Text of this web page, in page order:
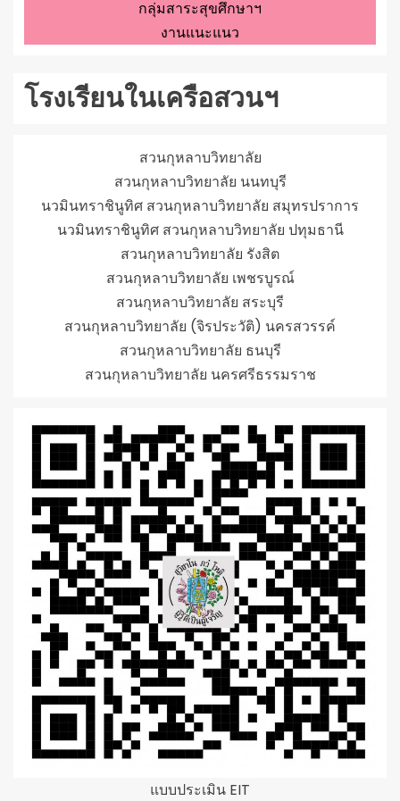
กลุ่มสาระสุขศึกษาฯ
งานแนะแนว
โรงเรียนในเครือสวนฯ
สวนกุหลาบวิทยาลัย
สวนกุหลาบวิทยาลัย นนทบุรี
นวมินทราชินูทิศ สวนกุหลาบวิทยาลัย สมุทรปราการ
นวมินทราชินูทิศ สวนกุหลาบวิทยาลัย ปทุมธานี
สวนกุหลาบวิทยาลัย รังสิต
สวนกุหลาบวิทยาลัย เพชรบูรณ์
สวนกุหลาบวิทยาลัย สระบุรี
สวนกุหลาบวิทยาลัย (จิรประวัติ) นครสวรรค์
สวนกุหลาบวิทยาลัย ธนบุรี
สวนกุหลาบวิทยาลัย นครศรีธรรมราช
แบบประเมิน EIT